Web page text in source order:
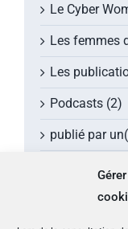
Le Cyber
Les femmes
Les
Podcasts (2)
publié par
Vidéos (8)